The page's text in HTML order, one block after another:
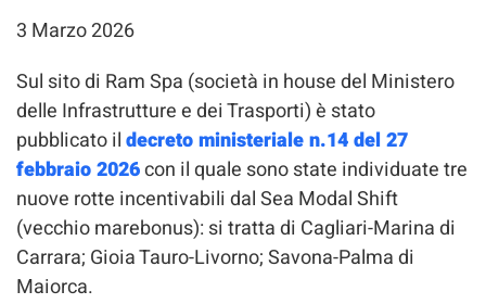
3 Marzo 2026
Sul sito di Ram Spa (società in house del Ministero
delle Infrastrutture e dei Trasporti) è stato
pubblicato ildecreto ministeriale n.14 del 27
febbraio 2026con il quale sono state individuate tre
nuove rotte incentivabili dal Sea Modal Shift
(vecchio marebonus): si tratta di Cagliari-Marina di
Carrara; Gioia Tauro-Livorno; Savona-Palma di
Maiorca.